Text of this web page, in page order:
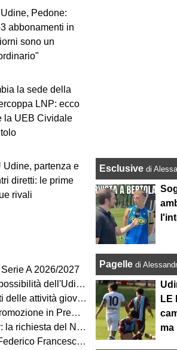
Pedone:
abbonamenti in
sono un
la sede della
LNP: ecco
la UEB Cividale
Udine, partenza e
diretti: le prime
rivali
A 2026/2027
ha la squadra in mano"
attività giovanili
in Premier League"
Nizza per il difensore
della Pallacanestro Trieste
Esclusive di
Pagelle di
LE
ma